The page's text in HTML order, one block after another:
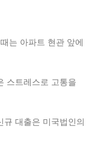
는 아파트 현관 앞에
스트레스로 고통을
대출은 미국법인의